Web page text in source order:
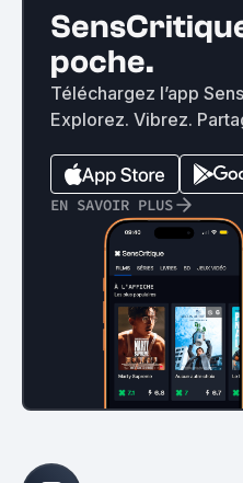
poche.
Téléchargez l’app
Explorez. Vibrez.
EN SAVOIR PLUS